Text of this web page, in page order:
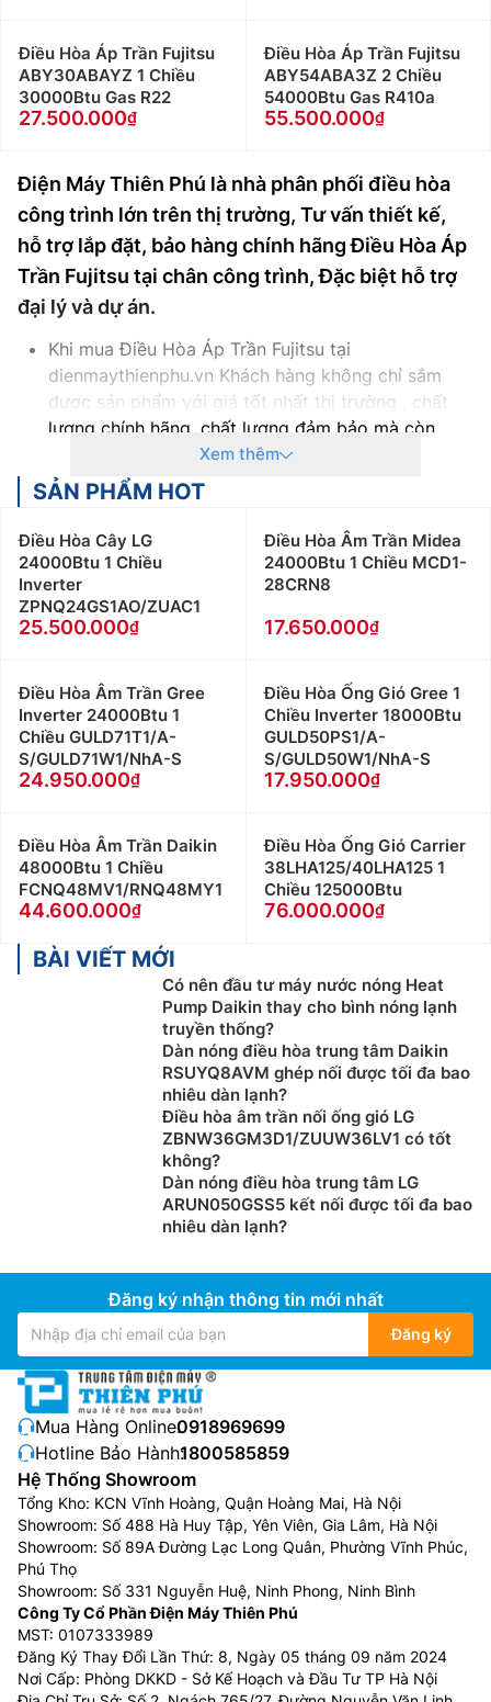
Điều Hòa Áp Trần Fujitsu
ABY30ABAYZ 1 Chiều
30000Btu Gas R22
27.500.000
Điều Hòa Áp Trần Fujitsu
ABY54ABA3Z 2 Chiều
54000Btu Gas R410a
55.500.000
Điện Máy Thiên Phú là nhà phân phối điều hòa
công trình lớn trên thị trường, Tư vấn thiết kế,
hỗ trợ lắp đặt, bảo hàng chính hãng Điều Hòa Áp
Trần Fujitsu tại chân công trình, Đặc biệt hỗ trợ
đại lý và dự án.
Khi mua Điều Hòa Áp Trần Fujitsu tại
dienmaythienphu.vn Khách hàng không chỉ sắm
được sản phẩm với giá tốt nhất thị trường , chất
lượng chính hãng, chất lượng đảm bảo mà còn
nhận được rất nhiều chính sách ưu đãi cho khác:
Cam kết Giá Điều Hòa Áp Trần Fujitsu tốt nhất thị
trường với 100% sản phẩm chính hãng
Thanh toán khi mua Điều Hòa Áp Trần Fujitsu thuận
tiện, bằng tiền mặt, Sec hoặc chuyển khoản
Để được tư vấn miễn phí, hỗ trợ kỹ thuật, hướng
dẫn sử dụng quý khách hàng vui lòng liên hệ:
0983666996
Fujitsu số lượng lớn, hoặc Đại lý bán buôn vui lòng
liên hệ: 0983262323 để nhận được tư vấn về giá
cũng như hỗ trợ tốt nhất
Khách hàng là nhà thầu, Xây dựng công trình lớn
trình vui lòng Liên Hệ: 0983666996
Khách hàng ở Khu vực Ninh Bình xin vui lòng liên
hệ: 0912339019
hệ: 0982067318
Khách hàng ở Khu vực Bắc Giang xin vui lòng liên
hệ: 0983666996
Xem thêm
SẢN PHẨM HOT
Điều Hòa Cây LG
24000Btu 1 Chiều
Inverter
ZPNQ24GS1AO/ZUAC1
25.500.000
Điều Hòa Âm Trần Midea
24000Btu 1 Chiều MCD1-
28CRN8
17.650.000
Điều Hòa Âm Trần Gree
Inverter 24000Btu 1
Chiều GULD71T1/A-
S/GULD71W1/NhA-S
24.950.000
Điều Hòa Ống Gió Gree 1
Chiều Inverter 18000Btu
GULD50PS1/A-
S/GULD50W1/NhA-S
17.950.000
Điều Hòa Âm Trần Daikin
48000Btu 1 Chiều
FCNQ48MV1/RNQ48MY1
44.600.000
Điều Hòa Ống Gió Carrier
38LHA125/40LHA125 1
Chiều 125000Btu
76.000.000
BÀI VIẾT MỚI
Có nên đầu tư máy nước nóng Heat
Pump Daikin thay cho bình nóng lạnh
truyền thống?
Dàn nóng điều hòa trung tâm Daikin
RSUYQ8AVM ghép nối được tối đa bao
nhiêu dàn lạnh?
Điều hòa âm trần nối ống gió LG
ZBNW36GM3D1/ZUUW36LV1 có tốt
không?
Dàn nóng điều hòa trung tâm LG
ARUN050GSS5 kết nối được tối đa bao
nhiêu dàn lạnh?
Đăng ký nhận thông tin mới nhất
Đăng ký
Mua Hàng Online:0918969699
Hotline Bảo Hành:1800585859
Hệ Thống Showroom
Tổng Kho: KCN Vĩnh Hoàng, Quận Hoàng Mai, Hà Nội
Showroom: Số 488 Hà Huy Tập, Yên Viên, Gia Lâm, Hà Nội
Showroom: Số 89A Đường Lạc Long Quân, Phường Vĩnh Phúc,
Phú Thọ
Showroom: Số 331 Nguyễn Huệ, Ninh Phong, Ninh Bình
Công Ty Cổ Phần Điện Máy Thiên Phú
MST: 0107333989
Đăng Ký Thay Đổi Lần Thứ: 8, Ngày 05 tháng 09 năm 2024
Nơi Cấp: Phòng DKKD - Sở Kế Hoạch và Đầu Tư TP Hà Nội